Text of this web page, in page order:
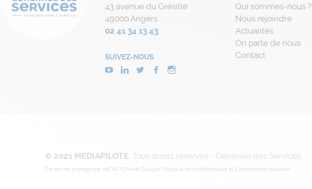
43 avenue du Grésillé
49000 Angers
02 41 34 13 43
SUIVEZ-NOUS
Qui sommes-nous ?
Nous rejoindre
Actualités
On parle de nous
Contact
© 2021 MEDIAPILOTE. Tous droits réservés - Générale des Services
Ce site est protégé par reCAPTCHA et Google Politique de confidentialité et Conditions d'utilisation